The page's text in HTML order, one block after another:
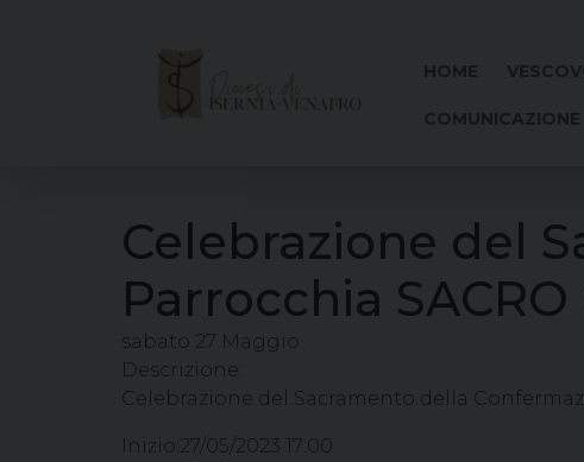
Celebrazione del
Parrocchia SACRO
sabato 27 Maggio
Descrizione:
Celebrazione del Sacramento della
Inizio: 27/05/2023 17:00